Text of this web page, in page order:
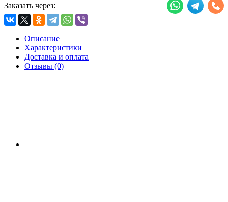
Заказать через:
Описание
Характеристики
Доставка и оплата
Отзывы (0)